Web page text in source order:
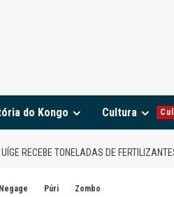
do Kongo Cultura
RECEBE TONELADAS DE
Negage Púri Zombo